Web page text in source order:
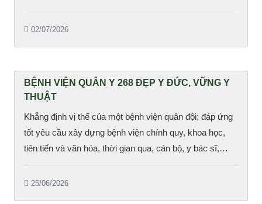
02/07/2026
BỆNH VIỆN QUÂN Y 268 ĐẸP Y ĐỨC, VỮNG Y
THUẬT
Khẳng định vị thế của một bệnh viện quân đội; đáp ứng
tốt yêu cầu xây dựng bệnh viện chính quy, khoa học,
tiên tiến và văn hóa, thời gian qua, cán bộ, y bác sĩ,
thuật, Quân khu 4) đã tích cực đóng góp công sức, trí
25/06/2026